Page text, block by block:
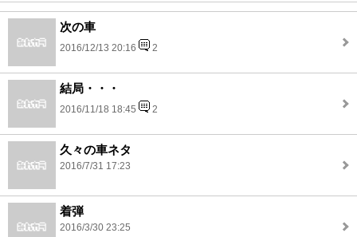
次の車
2016/12/13 20:16 2
結局・・・
2016/11/18 18:45 2
久々の車ネタ
2016/7/31 17:23
着弾
2016/3/30 23:25